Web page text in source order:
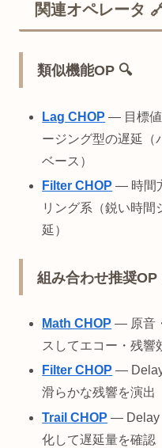
関連オペレータ
類似機能OP 🔍
Lag CHOP — 目標値
ージング型の遅延（
ベース）
Filter CHOP — 時間
リング系（鋭い時間
延）
組み合わせ推奨OP
Math CHOP — 原音
スしてエコー・残響
Filter CHOP — Delay
滑らかな残響を演出
Trail CHOP — Delay
化して遅延量を確認